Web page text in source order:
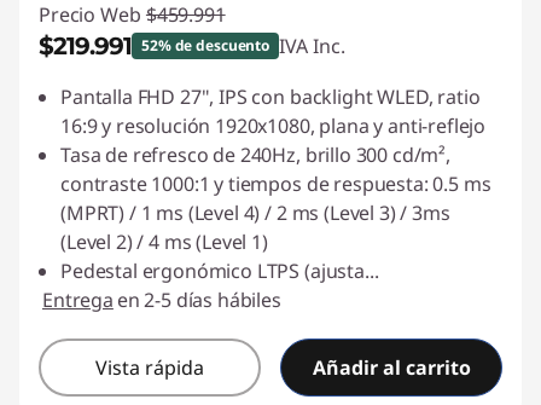
Precio Web $459.991
$219.991 52% de descuento IVA Inc.
Ahorros instantáneos :-$240.000
Pantalla FHD 27", IPS con backlight WLED, ratio
16:9 y resolución 1920x1080, plana y anti-reflejo
Tasa de refresco de 240Hz, brillo 300 cd/m²,
contraste 1000:1 y tiempos de respuesta: 0.5 ms
(MPRT) / 1 ms (Level 4) / 2 ms (Level 3) / 3ms
(Level 2) / 4 ms (Level 1)
Pedestal ergonómico LTPS (ajusta...
Entrega en 2-5 días hábiles
Vista rápida Añadir al carrito